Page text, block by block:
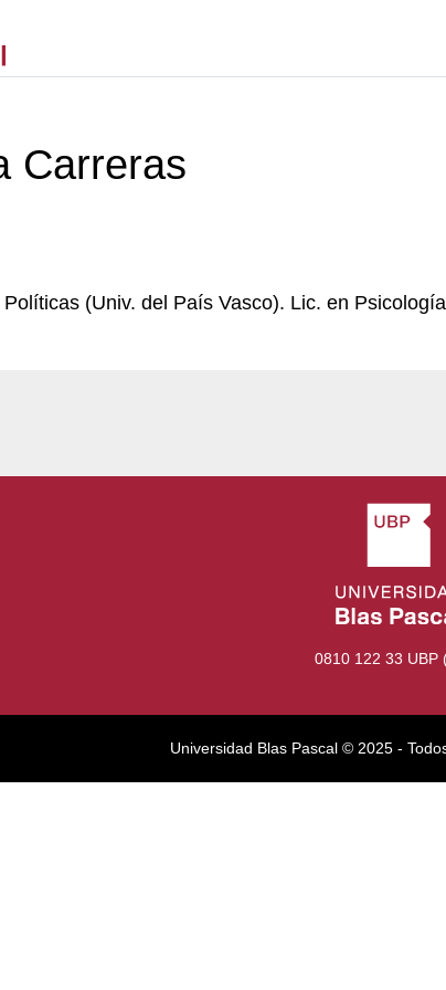
Carreras
(Univ. del País Vasco). Lic. en
0810 122 33 UBP
Universidad Blas Pascal ©️ 2025 -